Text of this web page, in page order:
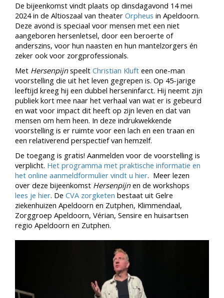
De bijeenkomst vindt plaats op dinsdagavond 14 mei
2024 in de Altioszaal van theater Orpheus in Apeldoorn.
Deze avond is speciaal voor mensen met een niet
aangeboren hersenletsel, door een beroerte of
anderszins, voor hun naasten en hun mantelzorgers én
zeker ook voor zorgprofessionals.
Met Hersenpijnspeelt Christian Kluft een one-man
voorstelling die uit het leven gegrepen is. Op 45-jarige
leeftijd kreeg hij een dubbel herseninfarct. Hij neemt zijn
publiek kort mee naar het verhaal van wat er is gebeurd
en wat voor impact dit heeft op zijn leven en dat van
mensen om hem heen. In deze indrukwekkende
voorstelling is er ruimte voor een lach en een traan en
een relativerend perspectief van hemzelf.
De toegang is gratis! Aanmelden voor de voorstelling is
verplicht. Het programma met praktische informatie en
het online aanmeldformulier vindt u hier. Meer lezen
over deze bijeenkomst Hersenpijnen de workshops
lees je hier. De CVA zorgketen bestaat uit Gelre
ziekenhuizen Apeldoorn en Zutphen, Klimmendaal,
Zorggroep Apeldoorn, Vérian, Sensire en huisartsen
regio Apeldoorn en Zutphen.